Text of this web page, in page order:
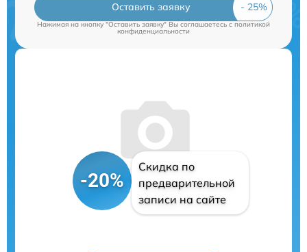
Оставить заявку
Нажимая на кнопку "Оставить заявку" Вы соглашаетесь cполитикой
конфиденциальности
-20%
Скидка по
предварительной
записи на сайте